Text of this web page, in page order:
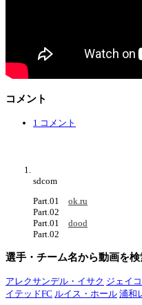
コメント
1 コメント
sdcom
Part.01 ok.ru
Part.02
Part.01 dood
Part.02
選手・チーム名から動画を検
アレクサンデル・イサク ジェイ
イテッドFC ルイス・ホール 浦和